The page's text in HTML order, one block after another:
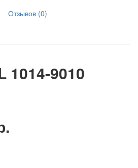
Отзывов (0)
9010